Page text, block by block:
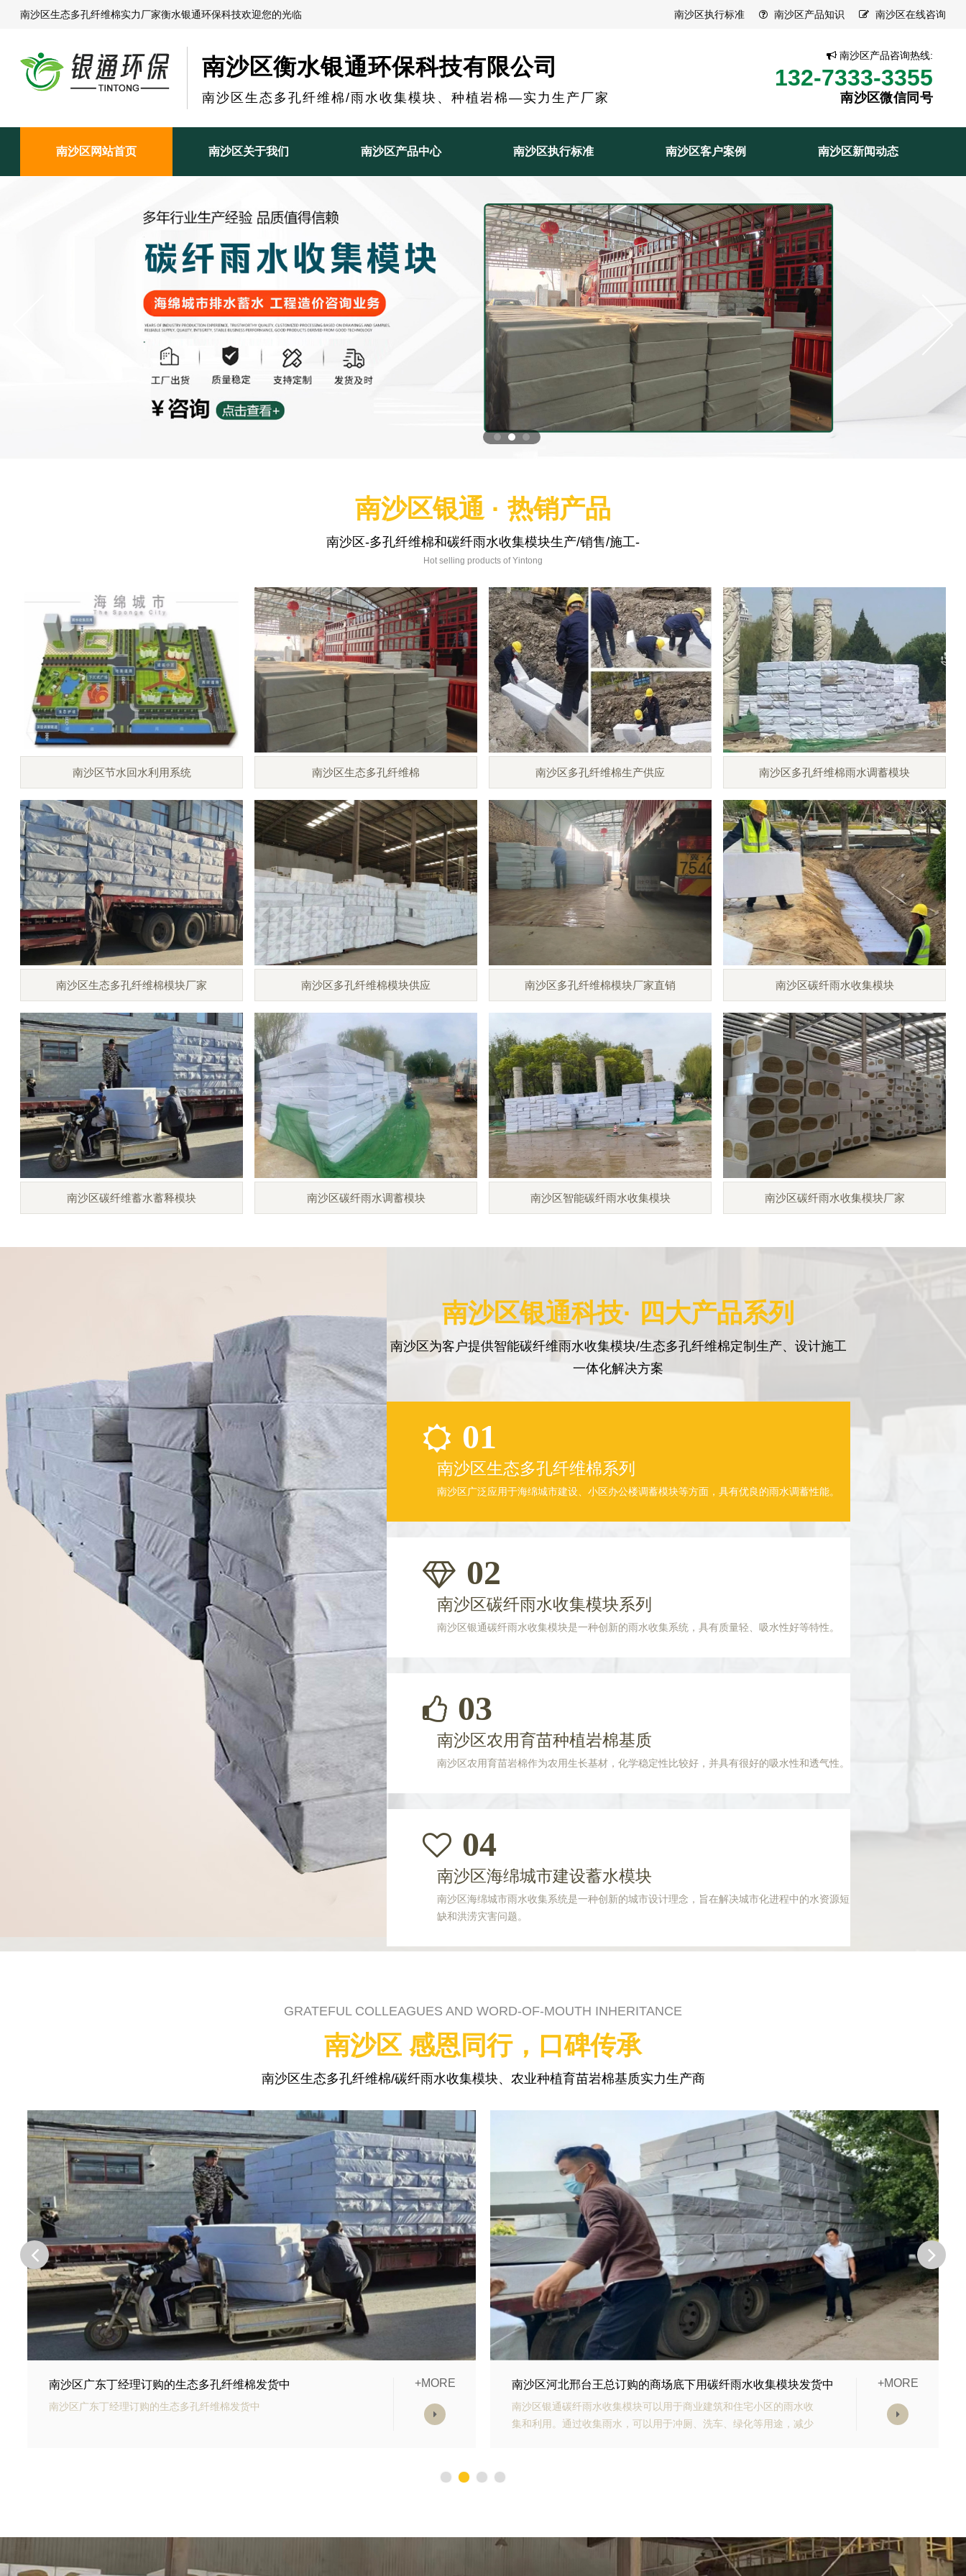
南沙区生态多孔纤维棉实力厂家衡水银通环保科技欢迎您的光临 南沙区执行标准 南沙区产品知识 南沙区在线咨询
南沙区衡水银通环保科技有限公司
南沙区生态多孔纤维棉/雨水收集模块、种植岩棉—实力生产厂家
南沙区产品咨询热线:
132-7333-3355
南沙区微信同号
南沙区网站首页 南沙区关于我们 南沙区产品中心 南沙区执行标准 南沙区客户案例 南沙区新闻动态
南沙区银通 · 热销产品
南沙区-多孔纤维棉和碳纤雨水收集模块生产/销售/施工-
Hot selling products of Yintong
南沙区节水回水利用系统 南沙区生态多孔纤维棉 南沙区多孔纤维棉生产供应 南沙区多孔纤维棉雨水调蓄模块
南沙区生态多孔纤维棉模块厂家 南沙区多孔纤维棉模块供应 南沙区多孔纤维棉模块厂家直销 南沙区碳纤雨水收集模块
南沙区碳纤维蓄水蓄释模块 南沙区碳纤雨水调蓄模块 南沙区智能碳纤雨水收集模块 南沙区碳纤雨水收集模块厂家
南沙区银通科技· 四大产品系列
南沙区为客户提供智能碳纤维雨水收集模块/生态多孔纤维棉定制生产、设计施工
一体化解决方案
01
南沙区生态多孔纤维棉系列
南沙区广泛应用于海绵城市建设、小区办公楼调蓄模块等方面，具有优良的雨水调蓄性能。
02
南沙区碳纤雨水收集模块系列
南沙区银通碳纤雨水收集模块是一种创新的雨水收集系统，具有质量轻、吸水性好等特性。
03
南沙区农用育苗种植岩棉基质
南沙区农用育苗岩棉作为农用生长基材，化学稳定性比较好，并具有很好的吸水性和透气性。
04
南沙区海绵城市建设蓄水模块
南沙区海绵城市雨水收集系统是一种创新的城市设计理念，旨在解决城市化进程中的水资源短
缺和洪涝灾害问题。
GRATEFUL COLLEAGUES AND WORD-OF-MOUTH INHERITANCE
南沙区 感恩同行，口碑传承
南沙区生态多孔纤维棉/碳纤雨水收集模块、农业种植育苗岩棉基质实力生产商
南沙区河北邢台王总订购的商场底下用碳纤雨水收集模块发货中
南沙区银通碳纤雨水收集模块可以用于商业建筑和住宅小区的雨水收
+MORE 南沙区山东青岛李经理订购的生态多孔纤维棉正在发货
南沙区银通生态多孔纤维棉具有高强承载能力、高抗渗能力、抗老化
能力强、施工方便等优势。模块的顶部应设计有反冲洗装置，以防止
+MORE